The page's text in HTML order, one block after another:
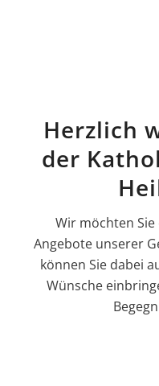
Herzlich
der
Wir möchten
Angebote unserer
können Sie dabei
Wünsche